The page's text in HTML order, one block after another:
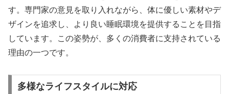
す。専門家の意見を取り入れながら、体に優しい素材やデ
ザインを追求し、より良い睡眠環境を提供することを目指
しています。この姿勢が、多くの消費者に支持されている
理由の一つです。
多様なライフスタイルに対応